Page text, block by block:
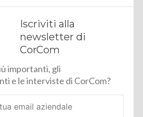
Iscriviti alla
newsletter di
CorCom
importanti, gli
e le interviste di CorCom?